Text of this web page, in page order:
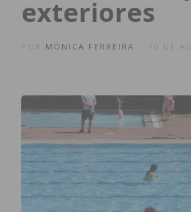
exteriores
MÓNICA FERREIRA 10 DE